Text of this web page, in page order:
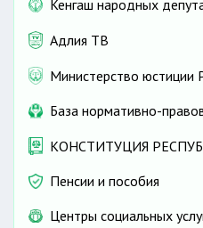
Кенгаш народных
Адлия ТВ
Министерство юстиции
База нормативно-
КОНСТИТУЦИЯ
Пенсии и пособия
Центры социальных